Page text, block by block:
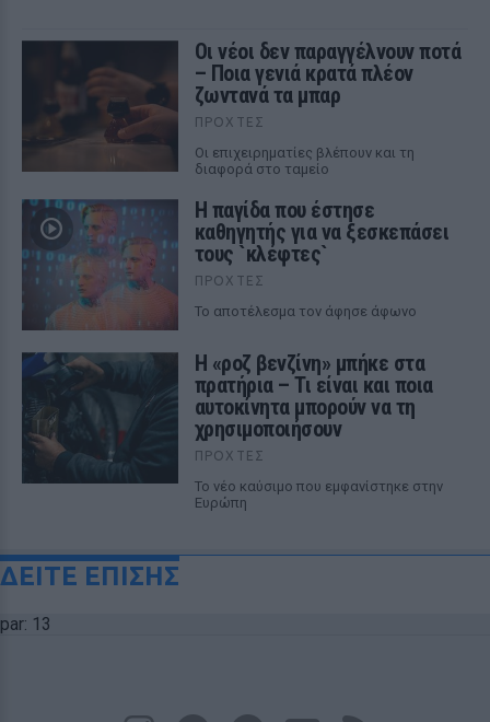
Οι νέοι δεν παραγγέλνουν ποτά
– Ποια γενιά κρατά πλέον
ζωντανά τα μπαρ
ΠΡΟΧΤΈΣ
Οι επιχειρηματίες βλέπουν και τη
διαφορά στο ταμείο
Η παγίδα που έστησε
καθηγητής για να ξεσκεπάσει
τους `κλέφτες`
ΠΡΟΧΤΈΣ
Το αποτέλεσμα τον άφησε άφωνο
Η «ροζ βενζίνη» μπήκε στα
πρατήρια – Τι είναι και ποια
αυτοκίνητα μπορούν να τη
χρησιμοποιήσουν
ΠΡΟΧΤΈΣ
Το νέο καύσιμο που εμφανίστηκε στην
Ευρώπη
ΔΕΙΤΕ ΕΠΙΣΗΣ
par: 13